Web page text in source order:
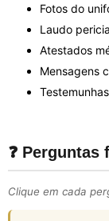
Fotos do
Laudo
Atestados
Mensagens
❓ Perguntas
Clique em cada